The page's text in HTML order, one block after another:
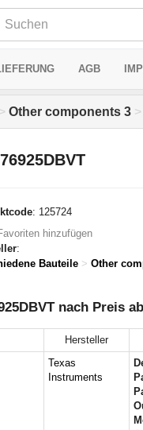
AGB
> Other components 3 >
: 125724
hinzufügen
:
Bauteile > Other
nach Preis
Hersteller
Texas
Instruments